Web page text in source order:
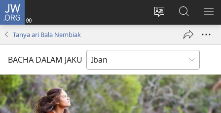
JW.ORG
Tukar
ba
web
Log
Masuk
window)
Giga
JW.ORG
Tanya ari Bala Nembiak
BACHA DALAM JAKU